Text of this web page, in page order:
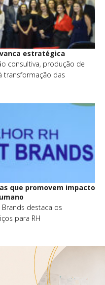
estratégica
consultiva, produção de
transformação das
que promovem impacto
Brands destaca os
para RH